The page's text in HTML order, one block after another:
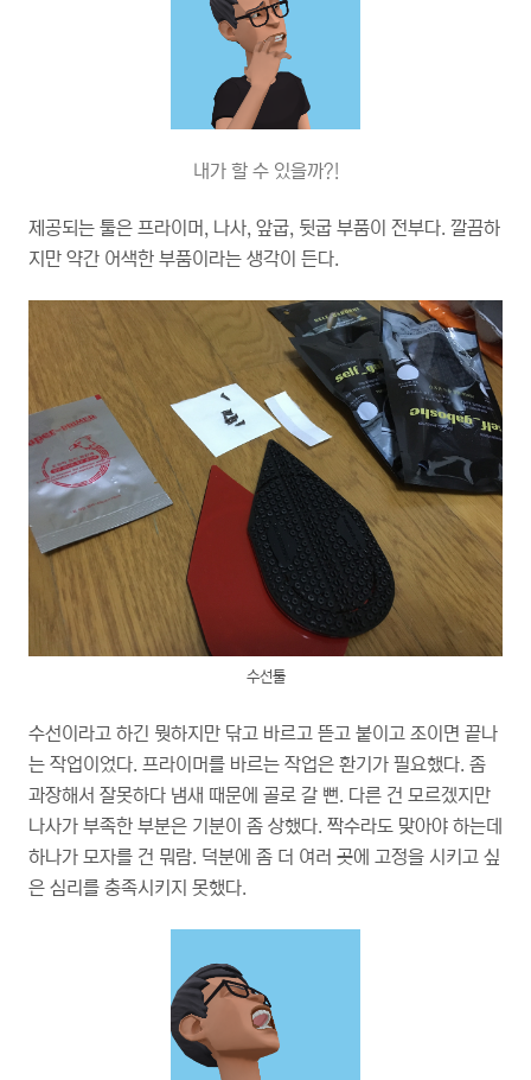
내가 할 수 있을까?!
제공되는 툴은 프라이머, 나사, 앞굽, 뒷굽 부품이 전부다. 깔끔하
지만 약간 어색한 부품이라는 생각이 든다.
수선툴
수선이라고 하긴 뭣하지만 닦고 바르고 뜯고 붙이고 조이면 끝나
는 작업이었다. 프라이머를 바르는 작업은 환기가 필요했다. 좀
과장해서 잘못하다 냄새 때문에 골로 갈 뻔. 다른 건 모르겠지만
나사가 부족한 부분은 기분이 좀 상했다. 짝수라도 맞아야 하는데
하나가 모자를 건 뭐람. 덕분에 좀 더 여러 곳에 고정을 시키고 싶
은 심리를 충족시키지 못했다.